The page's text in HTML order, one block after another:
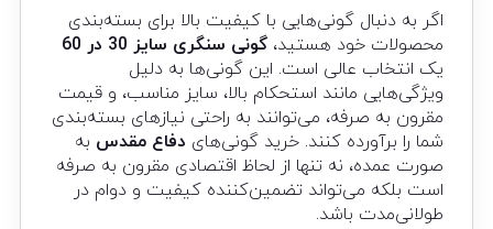
اگر به دنبال گونی‌هایی با کیفیت بالا برای بسته‌بندی
محصولات خود هستید،گونی سنگری سایز 30 در 60
یک انتخاب عالی است. این گونی‌ها به دلیل
ویژگی‌هایی مانند استحکام بالا، سایز مناسب، و قیمت
مقرون به صرفه، می‌توانند به راحتی نیازهای بسته‌بندی
شما را برآورده کنند. خرید گونی‌های دفاع مقدس به
صورت عمده، نه تنها از لحاظ اقتصادی مقرون به صرفه
است بلکه می‌تواند تضمین‌کننده کیفیت و دوام در
طولانی‌مدت باشد.